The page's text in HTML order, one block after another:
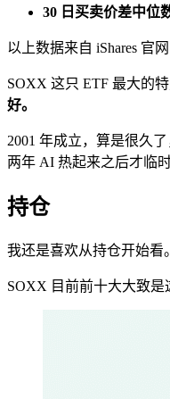
30 日买卖价差中位
以上数据来自 iShares 官
SOXX 这只 ETF 最大的特
好。
2001 年成立，算是很久
两年 AI 热起来之后才临
持仓
我还是喜欢从持仓开始看。
SOXX 目前前十大大致是